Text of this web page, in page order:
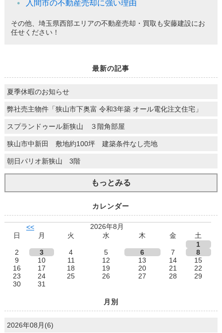
入間市の不動産売却に強い理由
その他、埼玉県西部エリアの不動産売却・買取も安藤建設にお
任せください！
最新の記事
夏季休暇のお知らせ
弊社売主物件「狭山市下奥富 令和3年築 オール電化注文住宅」
スプランドゥール新狭山 ３階角部屋
狭山市中新田 敷地約100坪 建築条件なし売地
朝日パリオ新狭山 3階
もっとみる
カレンダー
<<
2026年8月
日
月 火 水 木 金
土
1
2
3 4 5 6 7
8
9
10 11 12 13 14
15
16
17 18 19 20 21
22
23
24 25 26 27 28
29
30
31
月別
2026年08月(6)